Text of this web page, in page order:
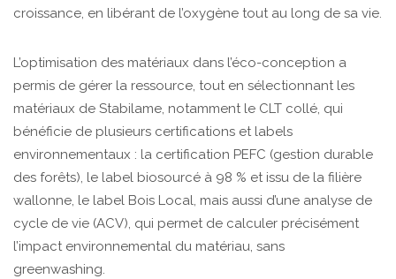
croissance, en libérant de l’oxygène tout au long de sa vie.
L’optimisation des matériaux dans l’éco-conception a
permis de gérer la ressource, tout en sélectionnant les
matériaux de Stabilame, notamment le CLT collé, qui
bénéficie de plusieurs certifications et labels
environnementaux : la certification PEFC (gestion durable
des forêts), le label biosourcé à 98 % et issu de la filière
wallonne, le label Bois Local, mais aussi d’une analyse de
cycle de vie (ACV), qui permet de calculer précisément
l’impact environnemental du matériau, sans
greenwashing.